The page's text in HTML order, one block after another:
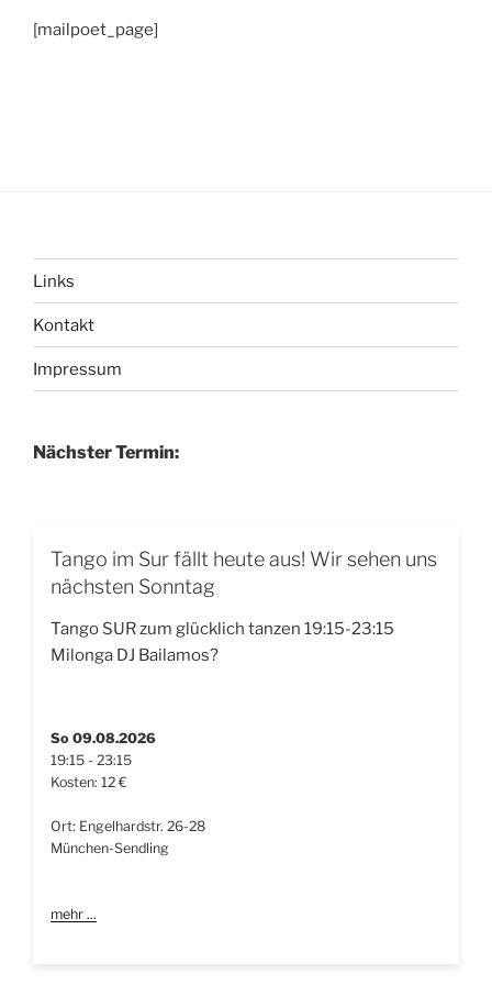
[mailpoet_page]
Links
Kontakt
Impressum
Nächster Termin:
Tango im Sur fällt heute aus! Wir sehen uns
nächsten Sonntag
Tango SUR zum glücklich tanzen 19:15-23:15
Milonga DJ Bailamos?
So 09.08.2026
19:15 - 23:15
Kosten: 12 €
Ort: Engelhardstr. 26-28
München-Sendling
mehr ...